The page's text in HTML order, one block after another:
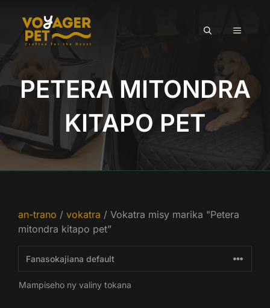
amin'ny
PETERA MITONDRA
KITAPO PET
an-trano / vokatra / Vokatra misy marika "Petera
mitondra kitapo pet”
Mampiseho ny valiny tokana